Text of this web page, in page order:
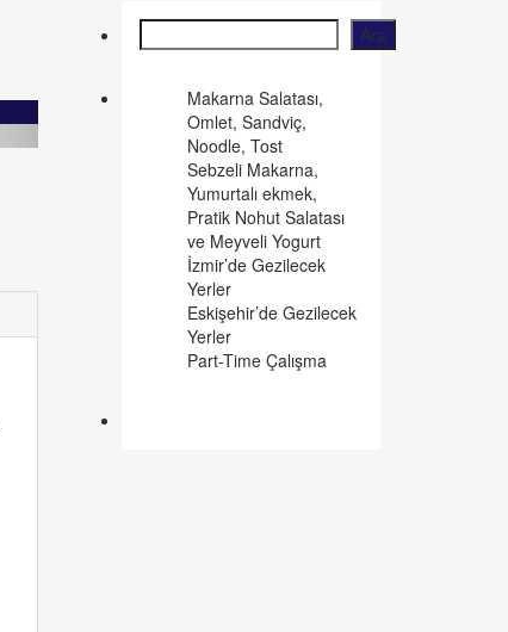
Ara
Makarna Salatası,
Omlet, Sandviç,
Noodle, Tost
Sebzeli Makarna,
Yumurtalı ekmek,
Pratik Nohut Salatası
ve Meyveli Yogurt
İzmir’de Gezilecek
Yerler
Eskişehir’de Gezilecek
Yerler
Part-Time Çalışma